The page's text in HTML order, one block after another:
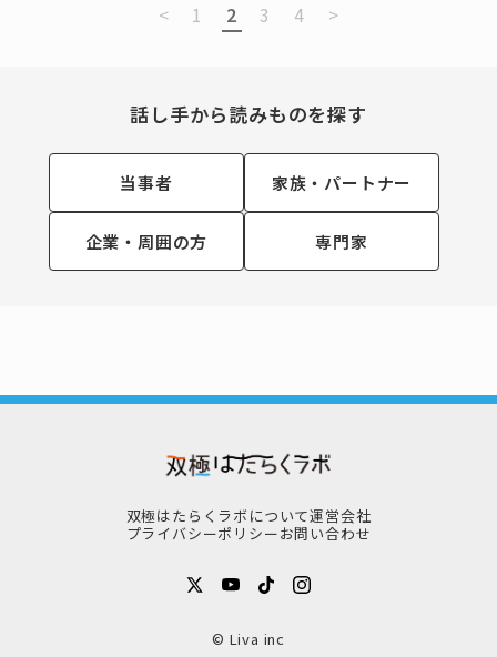
< 1 2 3 4 >
話し手から読みものを探す
当事者 家族・パートナー
企業・周囲の方 専門家
双極はたらくラボについて運営会社
プライバシーポリシーお問い合わせ
© Liva inc